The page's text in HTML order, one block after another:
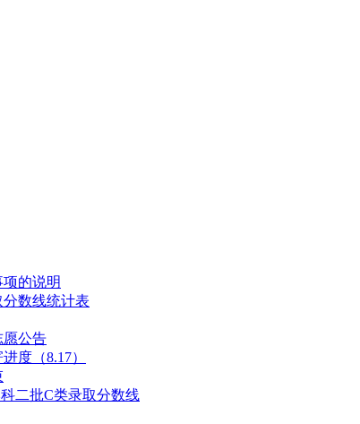
的说明
数线统计表
愿公告
度（8.17）
二批C类录取分数线